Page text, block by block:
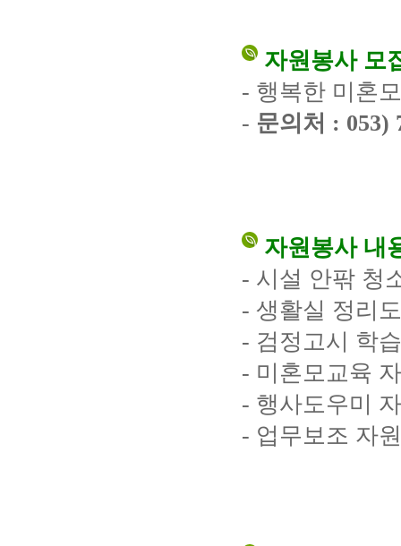
자원봉사 모
- 행복한 미혼
- 문의처 : 053)
자원봉사 내
- 시설 안팎 청
- 생활실 정리
- 검정고시 학
- 미혼모교육
- 행사도우미
- 업무보조 자